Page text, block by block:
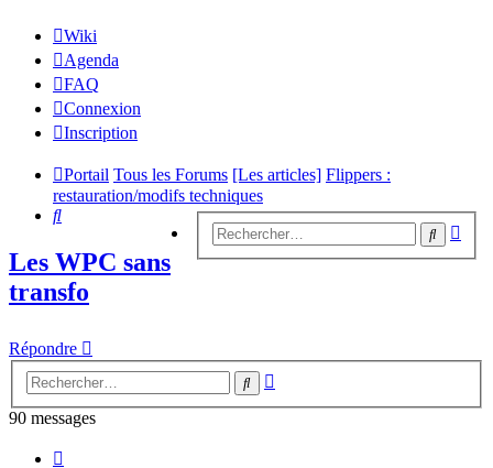
Wiki
Agenda
FAQ
Connexion
Inscription
Portail Tous les Forums [Les articles] Flippers :
restauration/modifs techniques
Rechercher
Les WPC sans
transfo
Répondre
Rechercher
90 messages